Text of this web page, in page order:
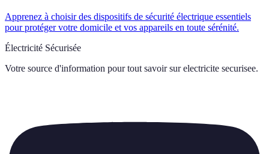
Apprenez à choisir des dispositifs de sécurité électrique essentiels
pour protéger votre domicile et vos appareils en toute sérénité.
Électricité Sécurisée
Votre source d'information pour tout savoir sur electricite securisee.